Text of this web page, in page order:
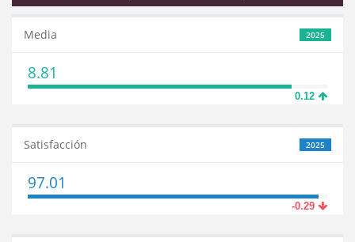
2025
Media
8.81
0.12
2025
Satisfacción
97.01
-0.29